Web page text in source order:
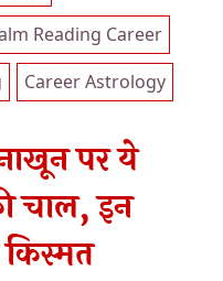
Reading Career
Career Astrology
पर ये
चाल, इन